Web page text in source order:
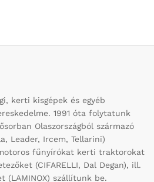
kerti kisgépek és egyéb
1991 óta folytatunk
Olaszországból származó
Leader, Ircem, Tellarini)
fűnyírókat kerti traktorokat
(CIFARELLI, Dal Degan), ill.
(LAMINOX) szállítunk be.